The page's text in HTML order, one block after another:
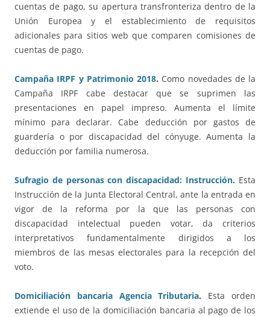
cuentas de pago, su apertura transfronteriza dentro de la
Unión Europea y el establecimiento de requisitos
adicionales para sitios web que comparen comisiones de
cuentas de pago.
Campaña IRPF y Patrimonio 2018. Como novedades de la
Campaña IRPF cabe destacar que se suprimen las
presentaciones en papel impreso. Aumenta el límite
mínimo para declarar. Cabe deducción por gastos de
guardería o por discapacidad del cónyuge. Aumenta la
deducción por familia numerosa.
Sufragio de personas con discapacidad: Instrucción. Esta
Instrucción de la Junta Electoral Central, ante la entrada en
vigor de la reforma por la que las personas con
discapacidad intelectual pueden votar, da criterios
interpretativos fundamentalmente dirigidos a los
miembros de las mesas electorales para la recepción del
voto.
Domiciliación bancaria Agencia Tributaria. Esta orden
extiende el uso de la domiciliación bancaria al pago de los